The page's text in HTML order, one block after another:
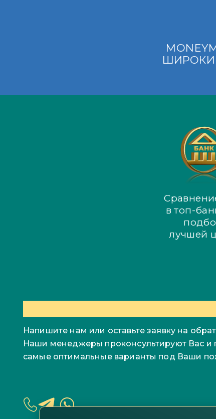
в топ-
лучшей
Напишите нам или оставьте заявку на
Наши менеджеры проконсультируют Вас и
самые оптимальные варианты под Ваши